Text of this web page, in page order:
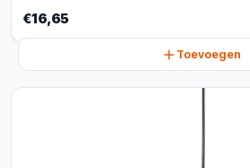
€16,65
Toevoegen